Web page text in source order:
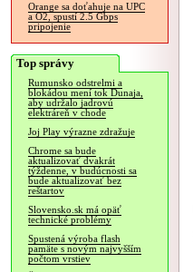
Orange sa doťahuje na UPC
a O2, spustí 2.5 Gbps
pripojenie
Top správy
Rumunsko odstrelmi a
blokádou mení tok Dunaja,
aby udržalo jadrovú
elektráreň v chode
Joj Play výrazne zdražuje
Chrome sa bude
aktualizovať dvakrát
týždenne, v budúcnosti sa
bude aktualizovať bez
reštartov
Slovensko.sk má opäť
technické problémy
Spustená výroba flash
pamäte s novým najvyšším
počtom vrstiev